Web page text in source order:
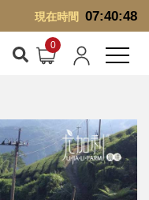
現在時間 07:40:48